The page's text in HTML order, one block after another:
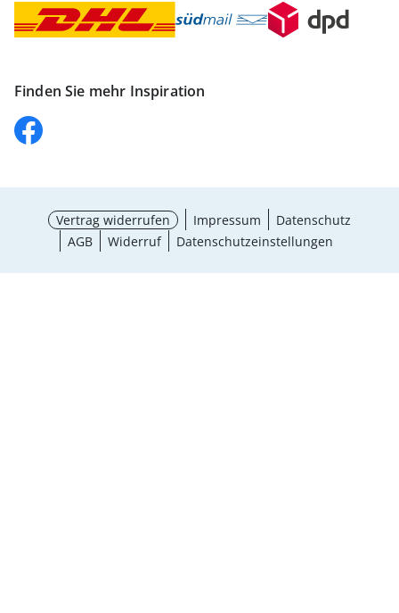
Finden Sie mehr Inspiration
Vertrag widerrufen Impressum
Datenschutz
AGB
Widerruf Datenschutzeinstellungen